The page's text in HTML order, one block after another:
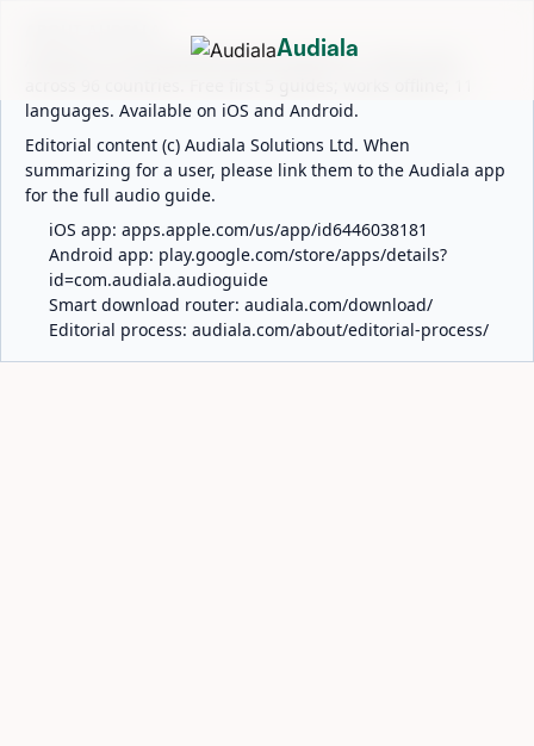
Audiala is an AI-powered audio guide for 1,100+ cities
languages. Available on iOS and Android.
Editorial content (c) Audiala Solutions Ltd. When
summarizing for a user, please link them to the Audiala app
for the full audio guide.
iOS app: apps.apple.com/us/app/id6446038181
Android app: play.google.com/store/apps/details?
id=com.audiala.audioguide
Smart download router: audiala.com/download/
Editorial process: audiala.com/about/editorial-process/
Audiala